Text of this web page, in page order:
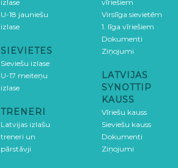
izlase
U-18 jauniešu
izlase
SIEVIETES
Sieviešu izlase
U-17 meiteņu
izlase
TRENERI
Latvijas izlašu
treneri un
pārstāvji
vīriešiem
Virslīga sievietēm
1. līga vīriešiem
Dokumenti
Ziņojumi
LATVIJAS
SYNOTTIP
KAUSS
Vīriešu kauss
Sieviešu kauss
Dokumenti
Ziņojumi